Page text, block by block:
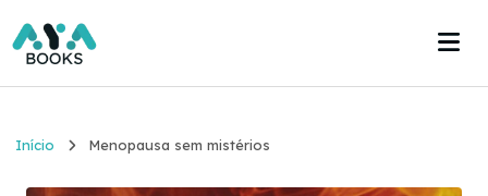
Início Menopausa sem mistérios